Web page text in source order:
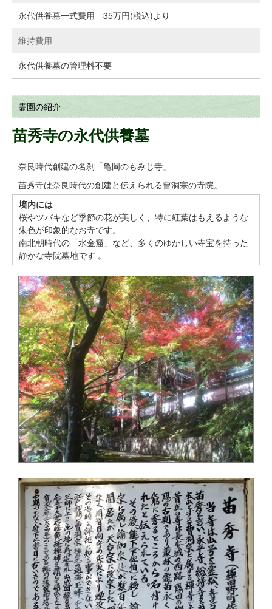
永代供養墓一式費用 35万円(税込)より
維持費用
永代供養墓の管理料不要
霊園の紹介
苗秀寺の永代供養墓
奈良時代創建の名刹「亀岡のもみじ寺」
苗秀寺は奈良時代の創建と伝えられる曹洞宗の寺院。
境内には
桜やツバキなど季節の花が美しく、特に紅葉はもえるような
朱色が印象的なお寺です。
南北朝時代の「水金窟」など、多くのゆかしい寺宝を持った
静かな寺院墓地です 。